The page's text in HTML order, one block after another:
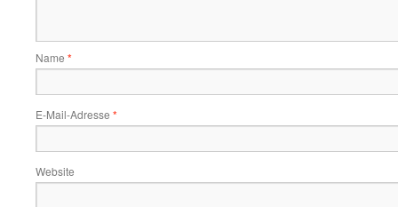
Name *
E-Mail-Adresse *
Website